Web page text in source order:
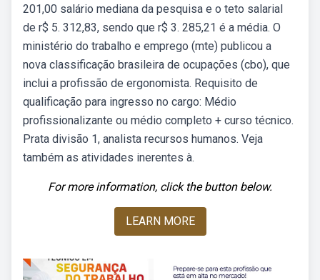
201,00 salário mediana da pesquisa e o teto salarial
de r$ 5. 312,83, sendo que r$ 3. 285,21 é a média. O
ministério do trabalho e emprego (mte) publicou a
nova classificação brasileira de ocupações (cbo), que
inclui a profissão de ergonomista. Requisito de
qualificação para ingresso no cargo: Médio
profissionalizante ou médio completo + curso técnico.
Prata divisão 1, analista recursos humanos. Veja
também as atividades inerentes à.
For more information, click the button below.
LEARN MORE